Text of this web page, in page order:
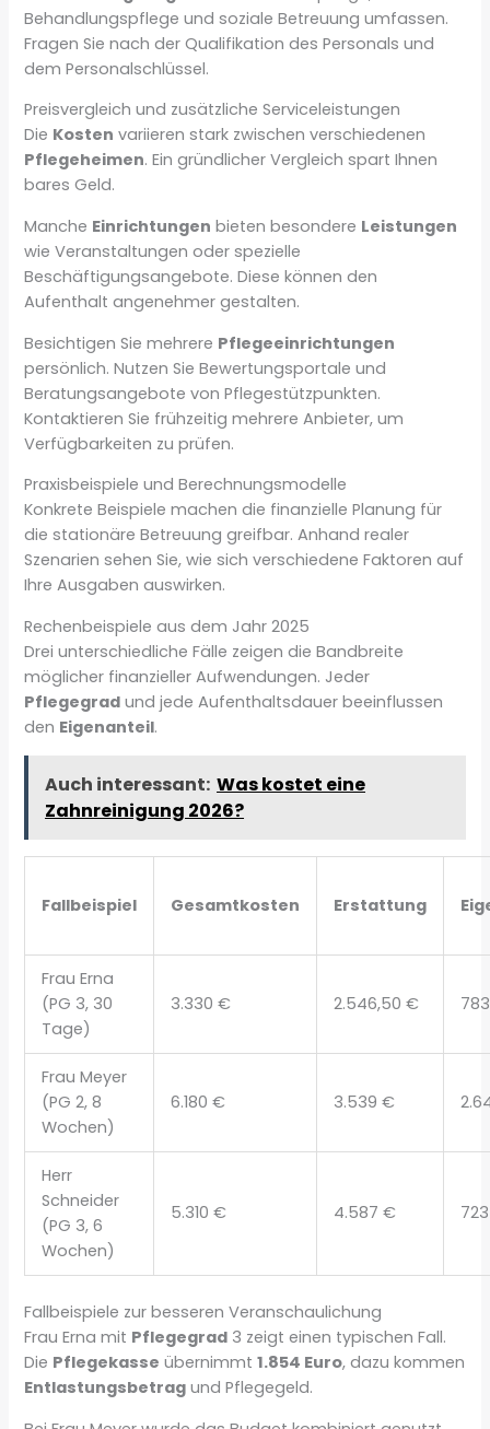
Behandlungspflege und soziale Betreuung umfassen.
Fragen Sie nach der Qualifikation des Personals und
dem Personalschlüssel.
Preisvergleich und zusätzliche Serviceleistungen
Die Kosten variieren stark zwischen verschiedenen
Pflegeheimen. Ein gründlicher Vergleich spart Ihnen
bares Geld.
Manche Einrichtungen bieten besondere Leistungen
wie Veranstaltungen oder spezielle
Beschäftigungsangebote. Diese können den
Aufenthalt angenehmer gestalten.
Besichtigen Sie mehrere Pflegeeinrichtungen
persönlich. Nutzen Sie Bewertungsportale und
Beratungsangebote von Pflegestützpunkten.
Kontaktieren Sie frühzeitig mehrere Anbieter, um
Verfügbarkeiten zu prüfen.
Praxisbeispiele und Berechnungsmodelle
Konkrete Beispiele machen die finanzielle Planung für
die stationäre Betreuung greifbar. Anhand realer
Szenarien sehen Sie, wie sich verschiedene Faktoren auf
Ihre Ausgaben auswirken.
Rechenbeispiele aus dem Jahr 2025
Drei unterschiedliche Fälle zeigen die Bandbreite
möglicher finanzieller Aufwendungen. Jeder
Pflegegrad und jede Aufenthaltsdauer beeinflussen
den Eigenanteil.
Auch interessant: Was kostet eine
Zahnreinigung 2026?
Fallbeispiel Gesamtkosten Erstattung
Frau Erna
(PG 3, 30
Tage)
3.330 € 2.546,50 €
Frau Meyer
(PG 2, 8
Wochen)
6.180 € 3.539 €
Herr
Schneider
(PG 3, 6
Wochen)
5.310 € 4.587 €
Fallbeispiele zur besseren Veranschaulichung
Frau Erna mit Pflegegrad 3 zeigt einen typischen Fall.
Die Pflegekasse übernimmt1.854 Euro, dazu kommen
Entlastungsbetrag und Pflegegeld.